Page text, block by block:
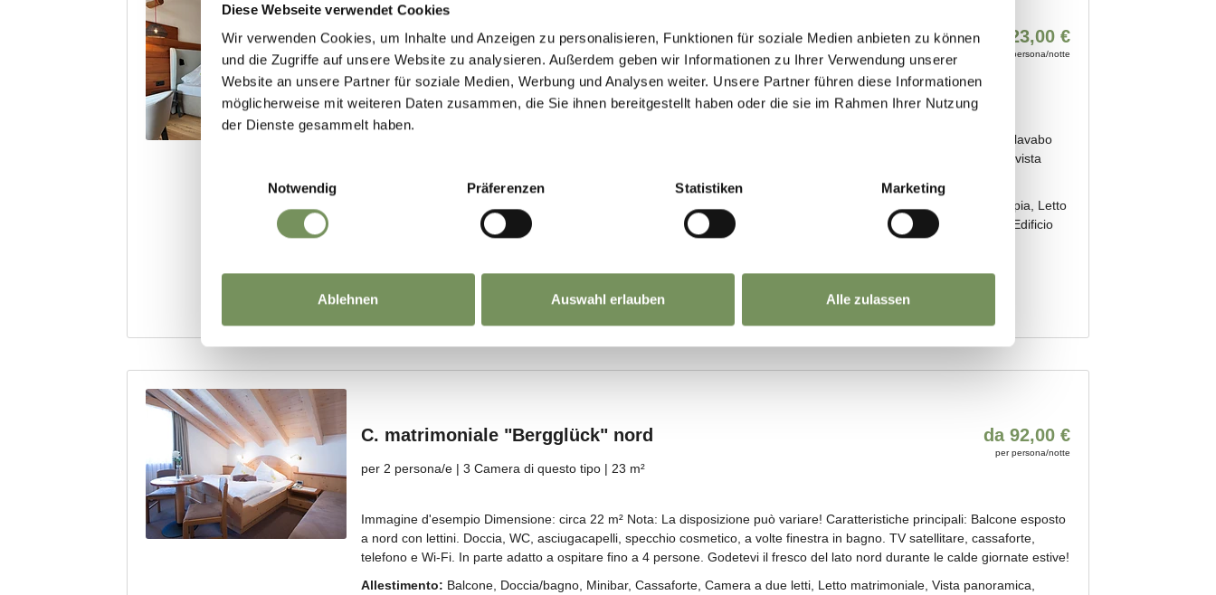
Diese Webseite verwendet Cookies
Wir verwenden Cookies, um Inhalte und Anzeigen zu personalisieren, Funktionen für soziale Medien anbieten zu können
und die Zugriffe auf unsere Website zu analysieren. Außerdem geben wir Informationen zu Ihrer Verwendung unserer
Website an unsere Partner für soziale Medien, Werbung und Analysen weiter. Unsere Partner führen diese Informationen
möglicherweise mit weiteren Daten zusammen, die Sie ihnen bereitgestellt haben oder die sie im Rahmen Ihrer Nutzung
der Dienste gesammelt haben.
Notwendig
Präferenzen Statistiken Marketing
Ablehnen Auswahl erlauben Alle zulassen